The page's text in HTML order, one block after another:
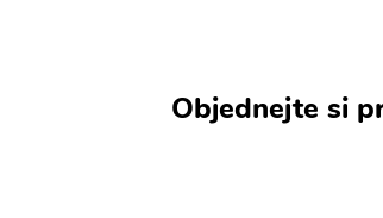
Objednejte si